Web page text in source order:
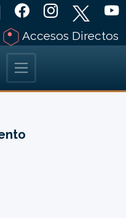
Accesos Directos